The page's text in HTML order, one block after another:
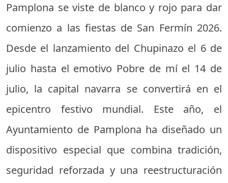
Pamplona se viste de blanco y rojo para dar
comienzo a las fiestas de San Fermín 2026.
Desde el lanzamiento del Chupinazo el 6 de
julio hasta el emotivo Pobre de mí el 14 de
julio, la capital navarra se convertirá en el
epicentro festivo mundial. Este año, el
Ayuntamiento de Pamplona ha diseñado un
dispositivo especial que combina tradición,
seguridad reforzada y una reestructuración